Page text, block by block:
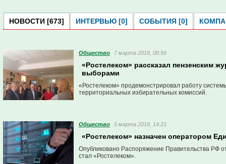
НОВОСТИ [673] ИНТЕРВЬЮ [0] СОБЫТИЯ [0]
Общество 7 марта 2018, 08:56
«Ростелеком» рассказал пензенским
выборами
«Ростелеком» продемонстрировал работу
территориальных избирательных комиссий.
Общество 5 марта 2018, 14:21
«Ростелеком» назначен оператором
Опубликовано Распоряжение Правительства РФ
стал «Ростелеком».